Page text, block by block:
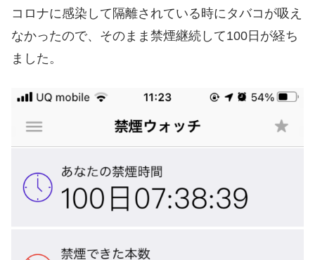
コロナに感染して隔離されている時にタバコが吸え
なかったので、そのまま禁煙継続して100日が経ち
ました。